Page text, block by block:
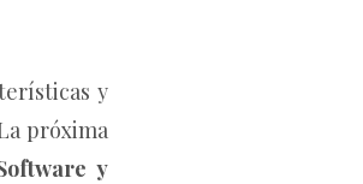
y
próxima
y